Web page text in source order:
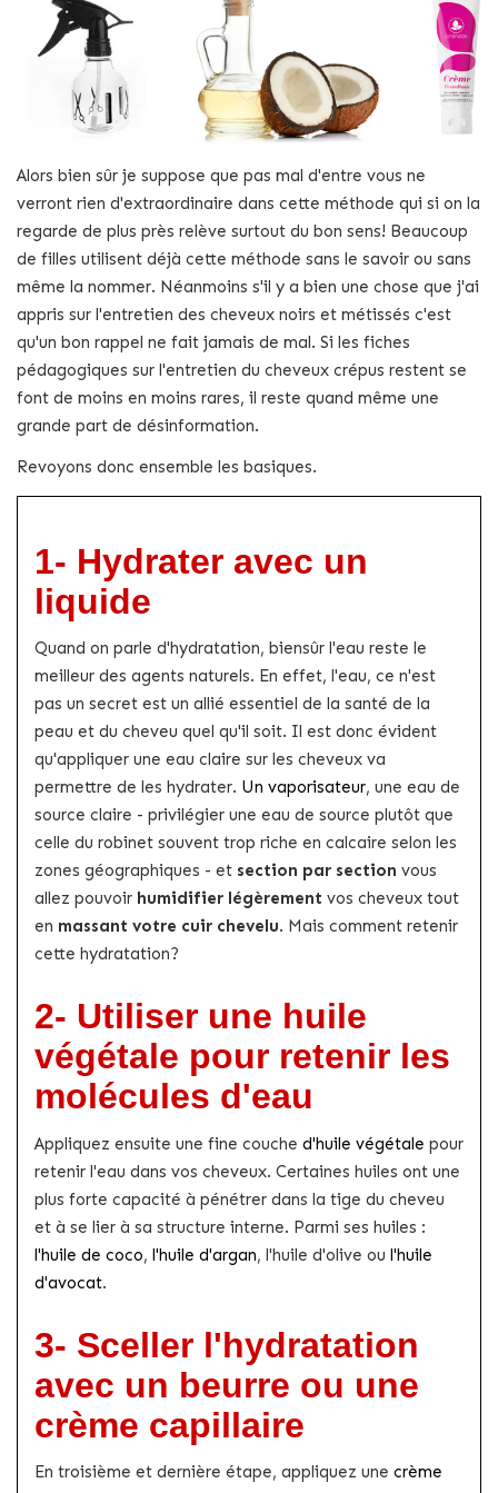
Alors bien sûr je suppose que pas mal d'entre vous ne
verront rien d'extraordinaire dans cette méthode qui si on la
regarde de plus près relève surtout du bon sens! Beaucoup
de filles utilisent déjà cette méthode sans le savoir ou sans
même la nommer. Néanmoins s'il y a bien une chose que j'ai
appris sur l'entretien des cheveux noirs et métissés c'est
qu'un bon rappel ne fait jamais de mal. Si les fiches
pédagogiques sur l'entretien du cheveux crépus restent se
font de moins en moins rares, il reste quand même une
grande part de désinformation.
Revoyons donc ensemble les basiques.
1- Hydrater avec un
liquide
Quand on parle d'hydratation, biensûr l'eau reste le
meilleur des agents naturels. En effet, l'eau, ce n'est
pas un secret est un allié essentiel de la santé de la
peau et du cheveu quel qu'il soit. Il est donc évident
qu'appliquer une eau claire sur les cheveux va
permettre de les hydrater. Un vaporisateur, une eau de
source claire - privilégier une eau de source plutôt que
celle du robinet souvent trop riche en calcaire selon les
zones géographiques - et section par section vous
allez pouvoir humidifier légèrement vos cheveux tout
en massant votre cuir chevelu. Mais comment retenir
cette hydratation?
2- Utiliser une huile
végétale pour retenir les
molécules d'eau
Appliquez ensuite une fine couche d'huile végétale pour
retenir l'eau dans vos cheveux. Certaines huiles ont une
plus forte capacité à pénétrer dans la tige du cheveu
et à se lier à sa structure interne. Parmi ses huiles :
l'huile de coco, l'huile d'argan, l'huile d'olive ou l'huile
d'avocat.
3- Sceller l'hydratation
avec un beurre ou une
crème capillaire
En troisième et dernière étape, appliquez une crème